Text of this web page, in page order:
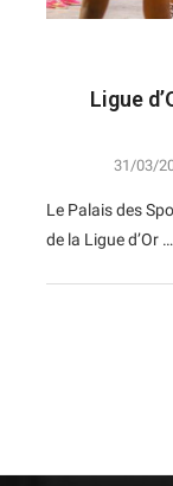
Ligue
31/03/
Le Palais des
de la Ligue d’Or …